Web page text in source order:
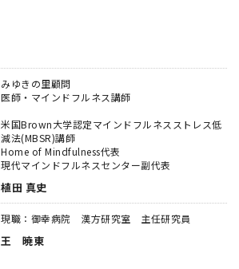
みゆきの里顧問
医師・マインドフルネス講師
米国Brown大学認定マインドフルネスストレス低
減法(MBSR)講師
Home of Mindfulness代表
現代マインドフルネスセンター副代表
植田 真史
現職：御幸病院 漢方研究室 主任研究員
王 暁東